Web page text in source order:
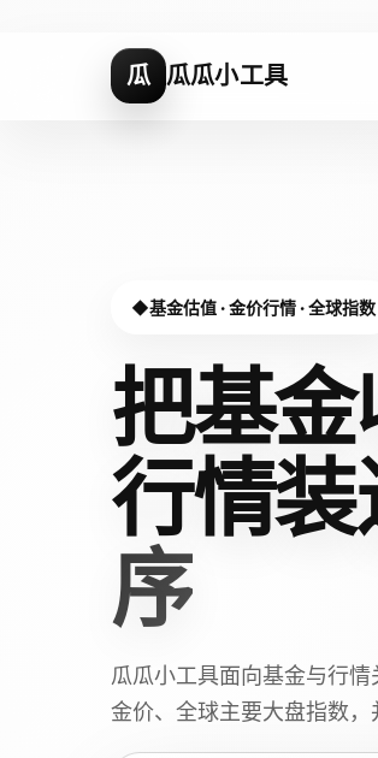
瓜 瓜瓜小工具
基金估值 · 金价行情 · 全球指数
把基
行情装
序
瓜瓜小工具面向基金与行
金价、全球主要大盘指数，